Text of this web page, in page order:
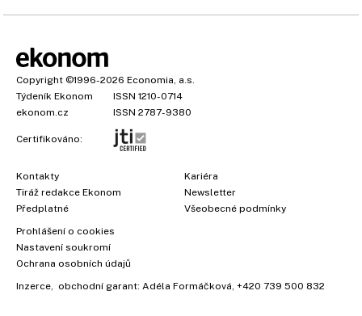
Copyright ©1996-2026 Economia, a.s.
Týdeník Ekonom
ISSN 1210-0714
ekonom.cz
ISSN 2787-9380
Certifikováno:
Kontakty
Tiráž redakce Ekonom
Předplatné
Kariéra
Newsletter
Všeobecné podmínky
Prohlášení o cookies
Nastavení soukromí
Ochrana osobních údajů
Inzerce , obchodní garant: Adéla Formáčková +420 739 500 832